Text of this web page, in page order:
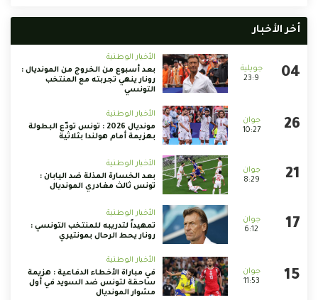
أخر الأخبار
23:9
الأخبار الوطنية
بعد أسبوع من الخروج من المونديال :
رونار ينهي تجربته مع المنتخب
التونسي
10:27
الأخبار الوطنية
مونديال 2026 : تونس تودّع البطولة
بهزيمة أمام هولندا بثلاثية
8:29
الأخبار الوطنية
بعد الخسارة المذلة ضد اليابان :
تونس ثالث مغادري المونديال
6:12
الأخبار الوطنية
تمهيداً لتدريبه للمنتخب التونسي :
رونار يحط الرحال بمونتيري
11:53
الأخبار الوطنية
في مباراة الأخطاء الدفاعية : هزيمة
ساحقة لتونس ضد السويد في أول
مشوار المونديال